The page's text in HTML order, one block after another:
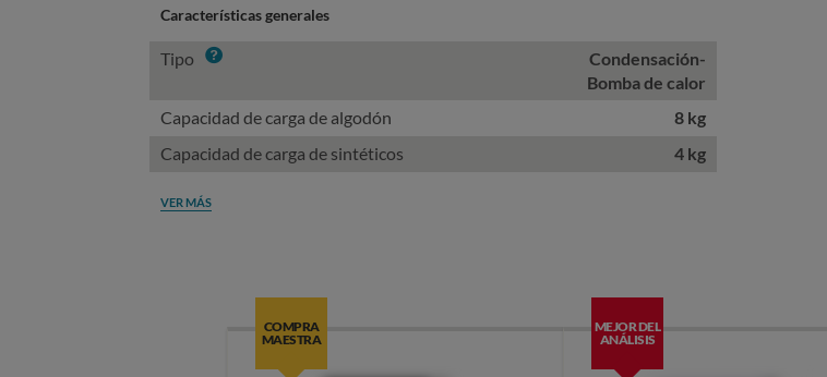
Características generales
Tipo Info
Condensación-
Bomba de calor
Capacidad de carga de algodón
8 kg
Capacidad de carga de sintéticos
4 kg
VER MÁS
COMPRA
MAESTRA
MEJOR DEL
ANÁLISIS